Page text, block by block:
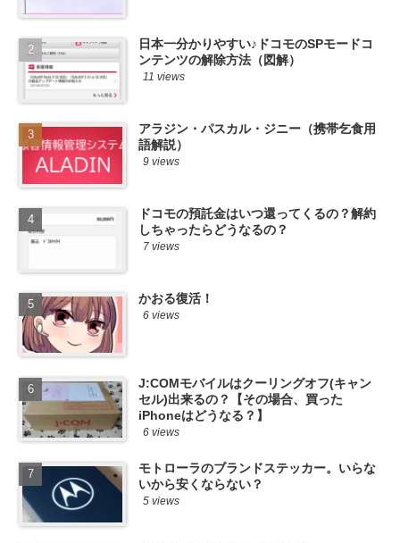
日本一分かりやすい♪ドコモのSPモードコ
ンテンツの解除方法（図解）
11 views
アラジン・パスカル・ジニー（携帯乞食用
語解説）
9 views
ドコモの預託金はいつ還ってくるの？解約
しちゃったらどうなるの？
7 views
かおる復活！
6 views
J:COMモバイルはクーリングオフ(キャン
セル)出来るの？【その場合、買った
iPhoneはどうなる？】
6 views
モトローラのブランドステッカー。いらな
いから安くならない？
5 views